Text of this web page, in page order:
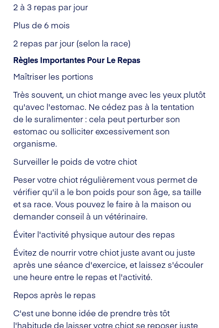
2 à 3 repas par jour
Plus de 6 mois
2 repas par jour (selon la race)
Règles Importantes Pour Le Repas
Maîtriser les portions
Très souvent, un chiot mange avec les yeux plutôt
qu'avec l'estomac. Ne cédez pas à la tentation
de le suralimenter : cela peut perturber son
estomac ou solliciter excessivement son
organisme.
Surveiller le poids de votre chiot
Peser votre chiot régulièrement vous permet de
vérifier qu'il a le bon poids pour son âge, sa taille
et sa race. Vous pouvez le faire à la maison ou
demander conseil à un vétérinaire.
Éviter l'activité physique autour des repas
Évitez de nourrir votre chiot juste avant ou juste
après une séance d'exercice, et laissez s'écouler
une heure entre le repas et l'activité.
Repos après le repas
C'est une bonne idée de prendre très tôt
l'habitude de laisser votre chiot se reposer juste